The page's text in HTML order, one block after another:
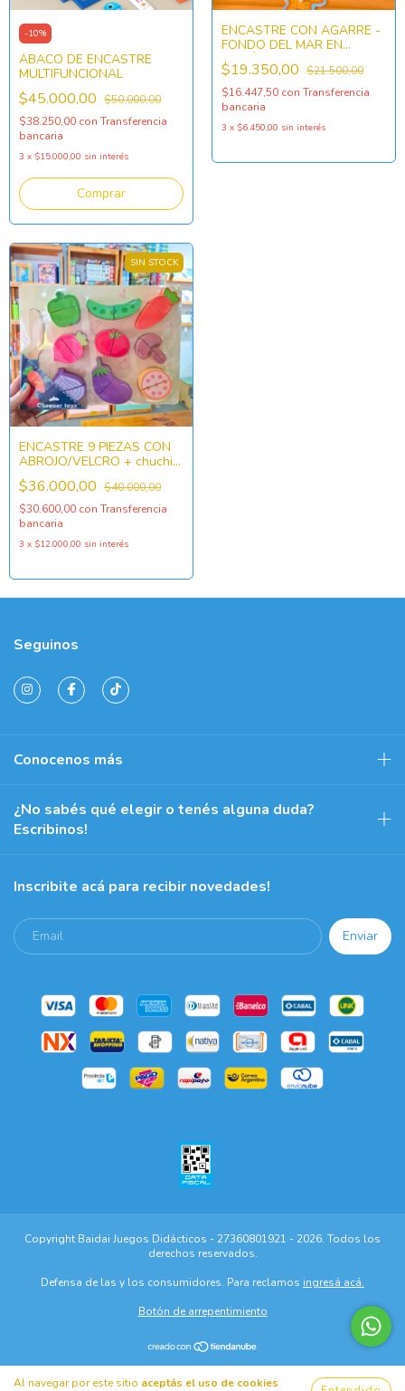
Al navegar por este sitio aceptás el uso de cookies
-10%
ÁBACO DE ENCASTRE
MULTIFUNCIONAL
$45.000,00 $50.000,00
$38.250,00 con Transferencia
bancaria
3 x $15.000,00 sin interés
ENCASTRE CON AGARRE -
FONDO DEL MAR EN
INGLÉS
$19.350,00 $21.500,00
$16.447,50 con Transferencia
bancaria
3 x $6.450,00 sin interés
SIN STOCK
ENCASTRE 9 PIEZAS CON
ABROJO/VELCRO + chuchilo
de madera - VEGETALES
$36.000,00 $40.000,00
$30.600,00 con Transferencia
bancaria
3 x $12.000,00 sin interés
Seguinos
Conocenos más
¿No sabés qué elegir o tenés alguna duda?
Escribinos!
Inscribite acá para recibir novedades!
Copyright Baidai Juegos Didácticos - 27360801921 - 2026. Todos los
derechos reservados.
Defensa de las y los consumidores. Para reclamos ingresá acá.
Botón de arrepentimiento